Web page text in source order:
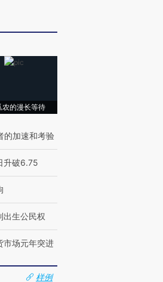
农的漫长等待
的加速和考验
升破6.75
出生公民权
市场元年突进
样例